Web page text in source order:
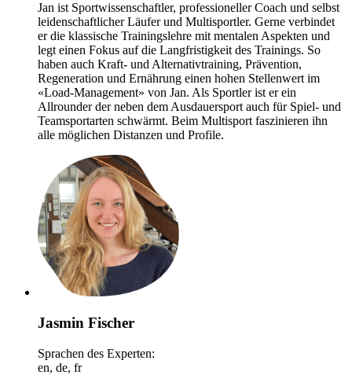
Jan ist Sportwissenschaftler, professioneller Coach und selbst
leidenschaftlicher Läufer und Multisportler. Gerne verbindet
er die klassische Trainingslehre mit mentalen Aspekten und
legt einen Fokus auf die Langfristigkeit des Trainings. So
haben auch Kraft- und Alternativtraining, Prävention,
Regeneration und Ernährung einen hohen Stellenwert im
«Load-Management» von Jan. Als Sportler ist er ein
Allrounder der neben dem Ausdauersport auch für Spiel- und
Teamsportarten schwärmt. Beim Multisport faszinieren ihn
alle möglichen Distanzen und Profile.
Jasmin Fischer
Sprachen des Experten:
en, de, fr